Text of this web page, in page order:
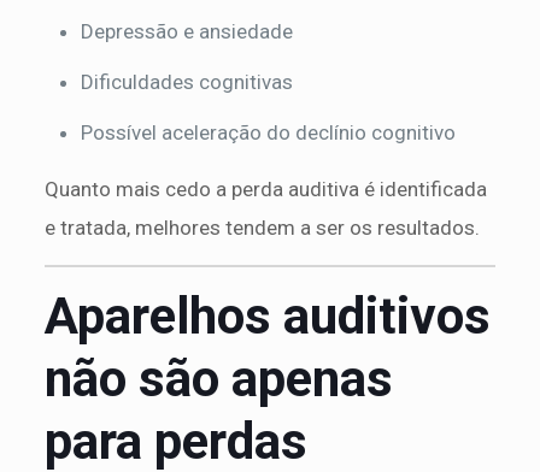
Depressão e ansiedade
Dificuldades cognitivas
Possível aceleração do declínio cognitivo
Quanto mais cedo a perda auditiva é identificada
e tratada, melhores tendem a ser os resultados.
Aparelhos auditivos
não são apenas
para perdas